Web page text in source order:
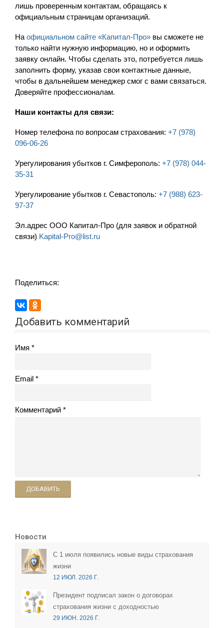
лишь проверенным контактам, обращаясь к
официальным страницам организаций.
На официальном сайте «Капитал-Про» вы сможете не
только найти нужную информацию, но и оформить
заявку онлайн. Чтобы сделать это, потребуется лишь
заполнить форму, указав свои контактные данные,
чтобы в дальнейшем менеджер смог с вами связаться.
Доверяйте профессионалам.
Наши контакты для связи:
Номер телефона по вопросам страхования: +7 (978)
096-06-26
Урегулирования убытков г. Симферополь: +7 (978) 044-
35-31
Урегулирование убытков г. Севастополь: +7 (988) 623-
97-37
Эл.адрес ООО Капитал-Про (для заявок и обратной
связи) Kapital-Pro@list.ru
Поделиться:
Добавить комментарий
Имя
Email
Комментарий
ДОБАВИТЬ
Новости
С 1 июля появились новые виды страхования
жизни
12 ИЮЛ. 2026 Г.
Президент подписал закон о договорах
страхования жизни с доходностью
29 ИЮН. 2026 Г.